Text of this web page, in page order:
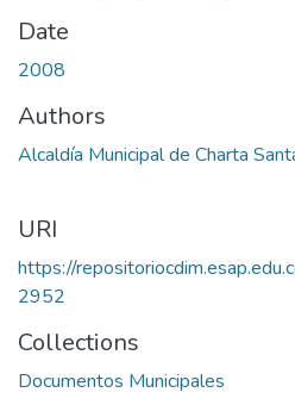
Date
2008
Authors
Alcaldía Municipal de Charta
URI
https://
2952
Collections
Documentos Municipales